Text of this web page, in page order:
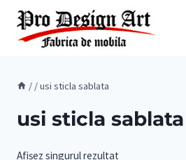
Skip
content
/ /usi sticla sablata
usi sticla sablata
Afișez singurul rezultat